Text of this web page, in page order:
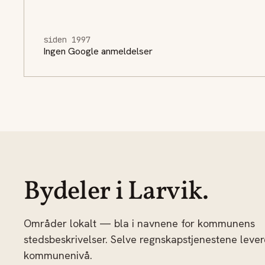
siden 1997
Ingen Google anmeldelser
Bydeler i Larvik.
Områder lokalt — bla i navnene for kommunens
stedsbeskrivelser. Selve regnskapstjenestene
kommunenivå.